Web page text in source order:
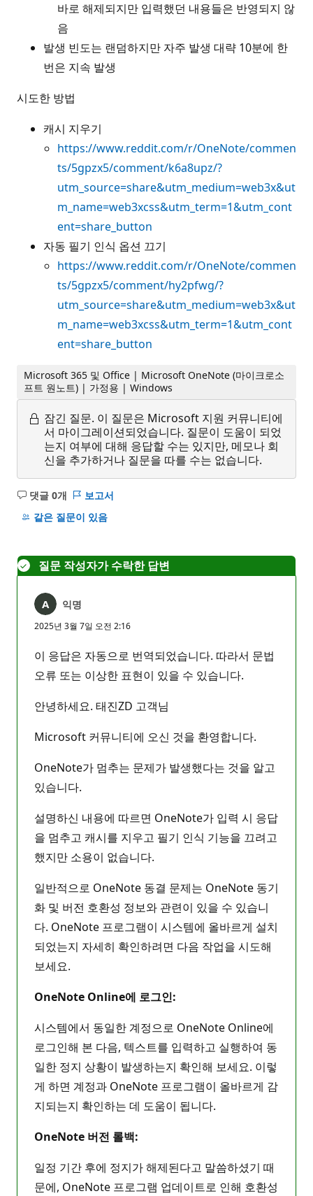
바로 해제되지만 입력했던 내용들은 반영되지 않
음
발생 빈도는 랜덤하지만 자주 발생 대략 10분에 한
번은 지속 발생
시도한 방법
캐시 지우기
https://www.reddit.com/r/OneNote/commen
ts/5gpzx5/comment/k6a8upz/?
utm_source=share&utm_medium=web3x&ut
m_name=web3xcss&utm_term=1&utm_cont
ent=share_button
자동 필기 인식 옵션 끄기
https://www.reddit.com/r/OneNote/commen
ts/5gpzx5/comment/hy2pfwg/?
utm_source=share&utm_medium=web3x&ut
m_name=web3xcss&utm_term=1&utm_cont
ent=share_button
Microsoft 365 및 Office | Microsoft OneNote (마이크로소
프트 원노트) | 가정용 | Windows
잠긴 질문. 이 질문은 Microsoft 지원 커뮤니티에
서 마이그레이션되었습니다. 질문이 도움이 되었
는지 여부에 대해 응답할 수는 있지만, 메모나 회
신을 추가하거나 질문을 따를 수는 없습니다.
댓글 0개
설
명
보고서
같은 질문이 있음
질문 작성자가 수락한 답변
익명
2025년 3월 7일 오전 2:16
이 응답은 자동으로 번역되었습니다. 따라서 문법
오류 또는 이상한 표현이 있을 수 있습니다.
안녕하세요. 태진ZD 고객님
Microsoft 커뮤니티에 오신 것을 환영합니다.
OneNote가 멈추는 문제가 발생했다는 것을 알고
있습니다.
설명하신 내용에 따르면 OneNote가 입력 시 응답
을 멈추고 캐시를 지우고 필기 인식 기능을 끄려고
했지만 소용이 없습니다.
일반적으로 OneNote 동결 문제는 OneNote 동기
화 및 버전 호환성 정보와 관련이 있을 수 있습니
다. OneNote 프로그램이 시스템에 올바르게 설치
되었는지 자세히 확인하려면 다음 작업을 시도해
보세요.
OneNote Online에 로그인:
시스템에서 동일한 계정으로 OneNote Online에
로그인해 본 다음, 텍스트를 입력하고 실행하여 동
일한 정지 상황이 발생하는지 확인해 보세요. 이렇
게 하면 계정과 OneNote 프로그램이 올바르게 감
지되는지 확인하는 데 도움이 됩니다.
OneNote 버전 롤백:
일정 기간 후에 정지가 해제된다고 말씀하셨기 때
문에, OneNote 프로그램 업데이트로 인해 호환성